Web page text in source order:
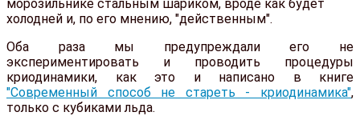
морозильнике стальным шариком, вроде как будет
холодней и, по его мнению, "действенным".
Оба раза мы предупреждали его не
экспериментировать и проводить процедуры
криодинамики, как это и написано в книге
"Современный способ не стареть - криодинамика",
только с кубиками льда.